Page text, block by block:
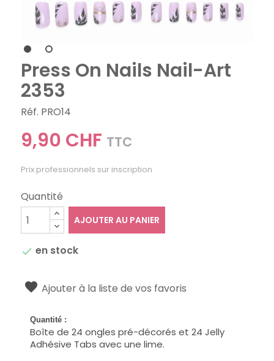
Press On Nails Nail-Art
2353
Réf. PRO14
9,90 CHF TTC
Prix professionnels sur inscription
Quantité
AJOUTER AU PANIER
 en stock
Ajouter à la liste de vos favoris
Quantité :
Boîte de 24 ongles pré-décorés et 24 Jelly
Adhésive Tabs avec une lime.